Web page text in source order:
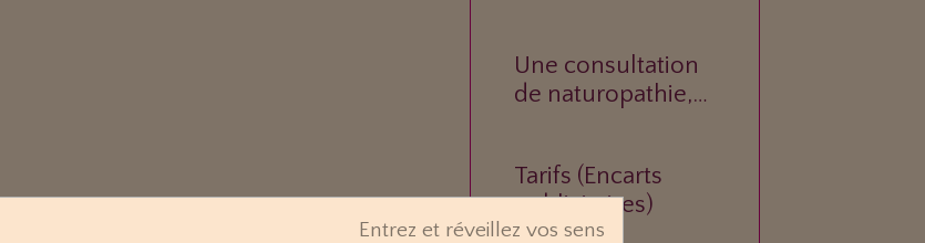
votre question.
Une consultation
de naturopathie,
Tarifs (Encarts
publicitaires)
Entrez et réveillez vos sens